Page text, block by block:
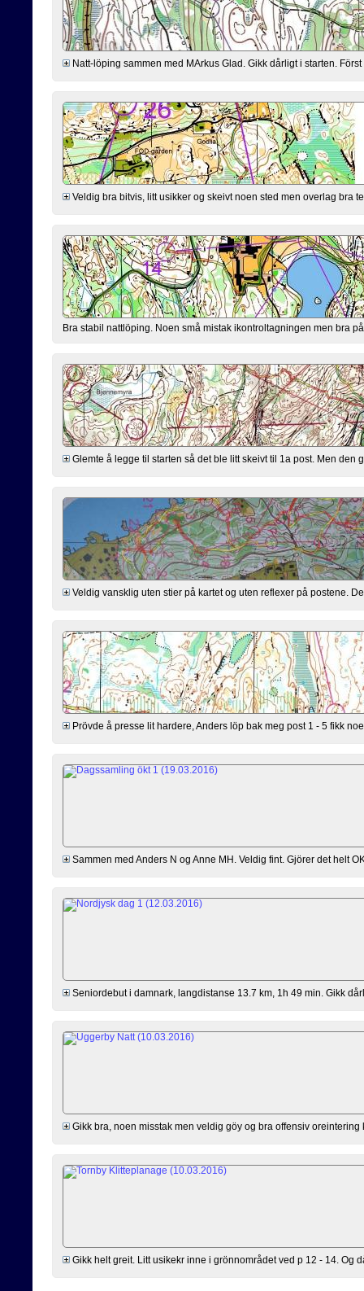
Natt-löping sammen med MArkus Glad. Gikk dårligt i starten.
Veldig bra bitvis, litt usikker og skeivt noen sted men overlag bra
Bra stabil nattlöping. Noen små mistak ikontroltagningen men bra
Glemte å legge til starten så det ble litt skeivt til 1a post. Men den
Veldig vansklig uten stier på kartet og uten reflexer på postene.
Prövde å presse lit hardere, Anders löp bak meg post 1 - 5 fikk
Sammen med Anders N og Anne MH. Veldig fint. Gjörer det helt
Seniordebut i damnark, langdistanse 13.7 km, 1h 49 min. Gikk
Gikk bra, noen misstak men veldig göy og bra offensiv
Gikk helt greit. Litt usikekr inne i grönnområdet ved p 12 - 14. Og